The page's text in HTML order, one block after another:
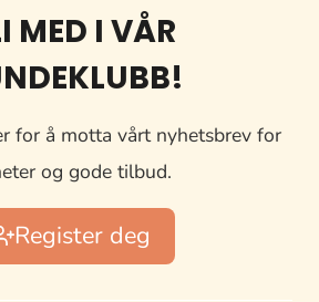
MED I VÅR
for å motta vårt nyhetsbrev for
og gode tilbud.
Register deg